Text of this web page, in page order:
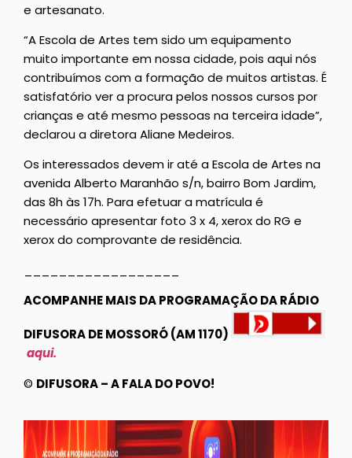
e artesanato.
“A Escola de Artes tem sido um equipamento
muito importante em nossa cidade, pois aqui nós
contribuímos com a formação de muitos artistas. É
satisfatório ver a procura pelos nossos cursos por
crianças e até mesmo pessoas na terceira idade”,
declarou a diretora Aliane Medeiros.
Os interessados devem ir até a Escola de Artes na
avenida Alberto Maranhão s/n, bairro Bom Jardim,
das 8h às 17h. Para efetuar a matrícula é
necessário apresentar foto 3 x 4, xerox do RG e
xerox do comprovante de residência.
ACOMPANHE MAIS DA PROGRAMAÇÃO DA RÁDIO
DIFUSORA DE MOSSORÓ (AM 1170)
aqui.
© DIFUSORA – A FALA DO POVO!